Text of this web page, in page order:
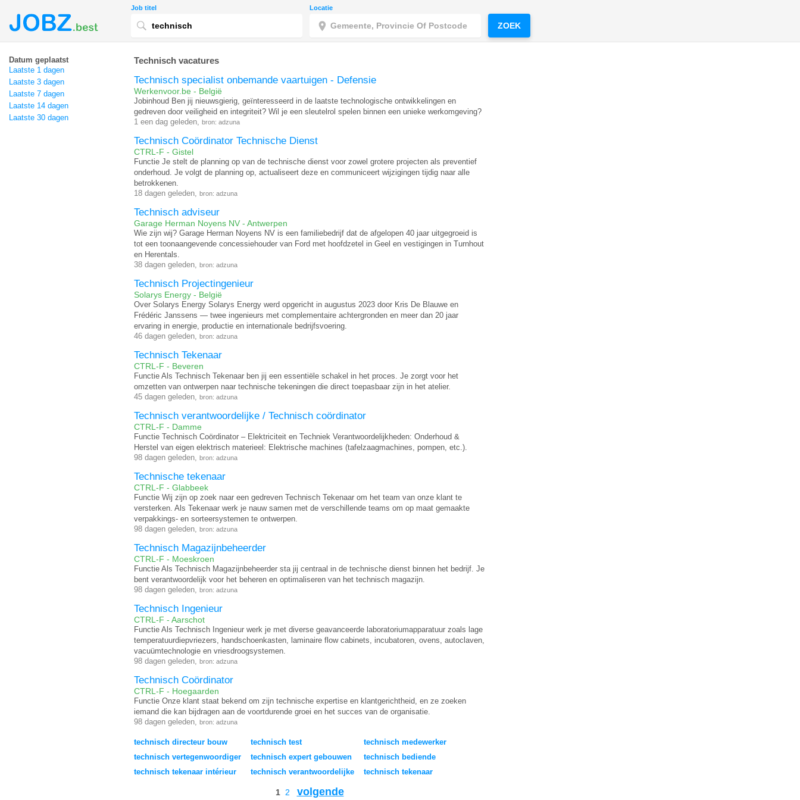
Job titel Locatie
ZOEK
Datum geplaatst
Laatste 1 dagen
Laatste 3 dagen
Laatste 7 dagen
Laatste 14 dagen
Laatste 30 dagen
Technisch vacatures
Technisch specialist onbemande vaartuigen - Defensie
Werkenvoor.be - België
Jobinhoud Ben jij nieuwsgierig, geïnteresseerd in de laatste technologische ontwikkelingen en
gedreven door veiligheid en integriteit? Wil je een sleutelrol spelen binnen een unieke werkomgeving?
1 een dag geleden, bron: adzuna
Technisch Coördinator Technische Dienst
CTRL-F - Gistel
Functie Je stelt de planning op van de technische dienst voor zowel grotere projecten als preventief
onderhoud. Je volgt de planning op, actualiseert deze en communiceert wijzigingen tijdig naar alle
betrokkenen.
18 dagen geleden, bron: adzuna
Technisch adviseur
Garage Herman Noyens NV - Antwerpen
Wie zijn wij? Garage Herman Noyens NV is een familiebedrijf dat de afgelopen 40 jaar uitgegroeid is
tot een toonaangevende concessiehouder van Ford met hoofdzetel in Geel en vestigingen in Turnhout
en Herentals.
38 dagen geleden, bron: adzuna
Technisch Projectingenieur
Solarys Energy - België
Over Solarys Energy Solarys Energy werd opgericht in augustus 2023 door Kris De Blauwe en
Frédéric Janssens — twee ingenieurs met complementaire achtergronden en meer dan 20 jaar
ervaring in energie, productie en internationale bedrijfsvoering.
46 dagen geleden, bron: adzuna
Technisch Tekenaar
CTRL-F - Beveren
Functie Als Technisch Tekenaar ben jij een essentiële schakel in het proces. Je zorgt voor het
omzetten van ontwerpen naar technische tekeningen die direct toepasbaar zijn in het atelier.
45 dagen geleden, bron: adzuna
Technisch verantwoordelijke / Technisch coördinator
CTRL-F - Damme
Functie Technisch Coördinator – Elektriciteit en Techniek Verantwoordelijkheden: Onderhoud &
Herstel van eigen elektrisch materieel: Elektrische machines (tafelzaagmachines, pompen, etc.).
98 dagen geleden, bron: adzuna
Technische tekenaar
CTRL-F - Glabbeek
Functie Wij zijn op zoek naar een gedreven Technisch Tekenaar om het team van onze klant te
versterken. Als Tekenaar werk je nauw samen met de verschillende teams om op maat gemaakte
verpakkings- en sorteersystemen te ontwerpen.
98 dagen geleden, bron: adzuna
Technisch Magazijnbeheerder
CTRL-F - Moeskroen
Functie Als Technisch Magazijnbeheerder sta jij centraal in de technische dienst binnen het bedrijf. Je
bent verantwoordelijk voor het beheren en optimaliseren van het technisch magazijn.
98 dagen geleden, bron: adzuna
Technisch Ingenieur
CTRL-F - Aarschot
Functie Als Technisch Ingenieur werk je met diverse geavanceerde laboratoriumapparatuur zoals lage
temperatuurdiepvriezers, handschoenkasten, laminaire flow cabinets, incubatoren, ovens, autoclaven,
vacuümtechnologie en vriesdroogsystemen.
98 dagen geleden, bron: adzuna
Technisch Coördinator
CTRL-F - Hoegaarden
Functie Onze klant staat bekend om zijn technische expertise en klantgerichtheid, en ze zoeken
iemand die kan bijdragen aan de voortdurende groei en het succes van de organisatie.
98 dagen geleden, bron: adzuna
technisch directeur bouw
technisch vertegenwoordiger
technisch tekenaar intérieur
technisch test
technisch expert gebouwen
technisch verantwoordelijke
technisch medewerker
technisch bediende
technisch tekenaar
1 2 volgende